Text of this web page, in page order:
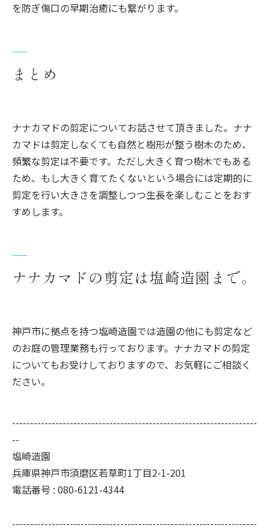
を防ぎ傷口の早期治癒にも繋がります。
まとめ
ナナカマドの剪定についてお話させて頂きました。ナナ
カマドは剪定しなくても自然と樹形が整う樹木のため、
頻繁な剪定は不要です。ただし大きく育つ樹木でもある
ため、もし大きく育てたくないという場合には定期的に
剪定を行い大きさを調整しつつ生長を楽しむことをおす
すめします。
ナナカマドの剪定は塩崎造園まで。
神戸市に拠点を持つ塩崎造園では造園の他にも剪定など
のお庭の管理業務も行っております。ナナカマドの剪定
についてもお受けしておりますので、お気軽にご相談く
ださい。
--------------------------------------------------------------------
--
塩崎造園
兵庫県神戸市須磨区若草町1丁目2-1-201
電話番号 : 080-6121-4344
--------------------------------------------------------------------